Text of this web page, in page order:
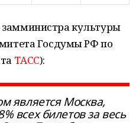
культуры
Госдумы РФ по
ТАСС):
является Москва,
всех билетов за весь